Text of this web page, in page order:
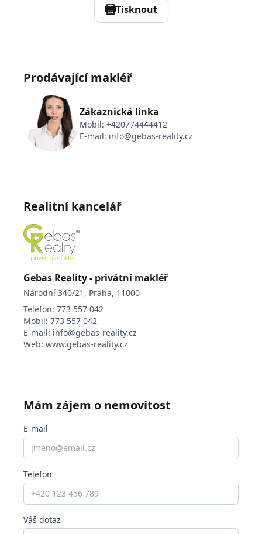
Tisknout
Prodávající makléř
Zákaznická linka
Mobil: +420774444412
E-mail: info@gebas-reality.cz
Realitní kancelář
Gebas Reality - privátní makléř
Národní 340/21, Praha, 11000
Telefon: 773 557 042
Mobil: 773 557 042
E-mail: info@gebas-reality.cz
Web: www.gebas-reality.cz
Mám zájem o nemovitost
E-mail
Telefon
Váš dotaz